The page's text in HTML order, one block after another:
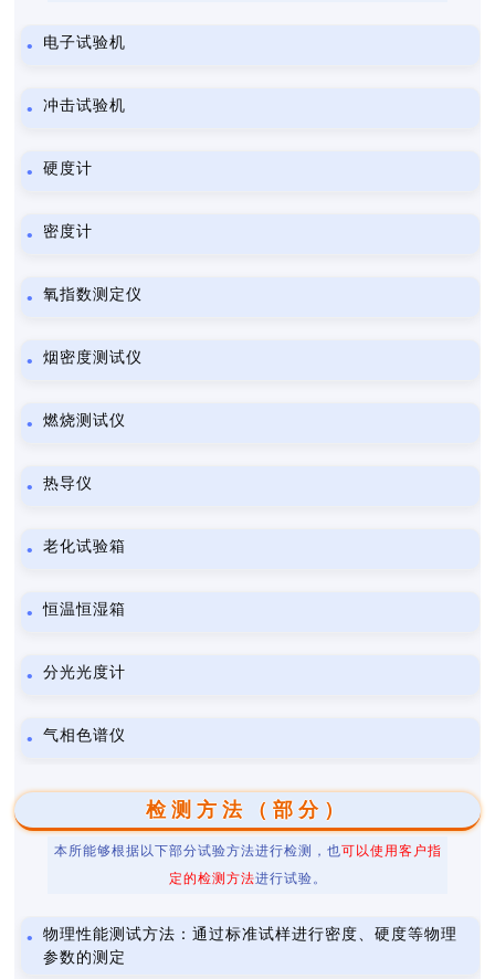
电子试验机
冲击试验机
硬度计
密度计
氧指数测定仪
烟密度测试仪
燃烧测试仪
热导仪
老化试验箱
恒温恒湿箱
分光光度计
气相色谱仪
检测方法（部分）
本所能够根据以下部分试验方法进行检测，也可以使用客户指
定的检测方法进行试验。
物理性能测试方法：通过标准试样进行密度、硬度等物理
参数的测定